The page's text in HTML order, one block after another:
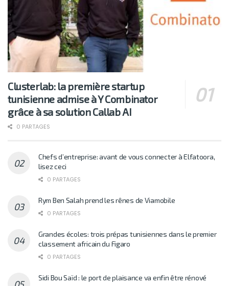
Clusterlab: la première startup
tunisienne admise à Y Combinator
grâce à sa solution Callab AI
0 PARTAGES
Chefs d’entreprise: avant de vous connecter à Elfatoora,
lisez ceci
0 PARTAGES
Rym Ben Salah prend les rênes de Viamobile
0 PARTAGES
Grandes écoles: trois prépas tunisiennes dans le premier
classement africain du Figaro
0 PARTAGES
Sidi Bou Saïd : le port de plaisance va enfin être rénové